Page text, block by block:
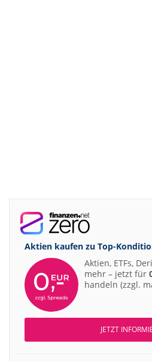
Aktien kaufen zu Top-
Aktien, ETFs,
mehr – jetzt für
handeln (zzgl.
JETZT